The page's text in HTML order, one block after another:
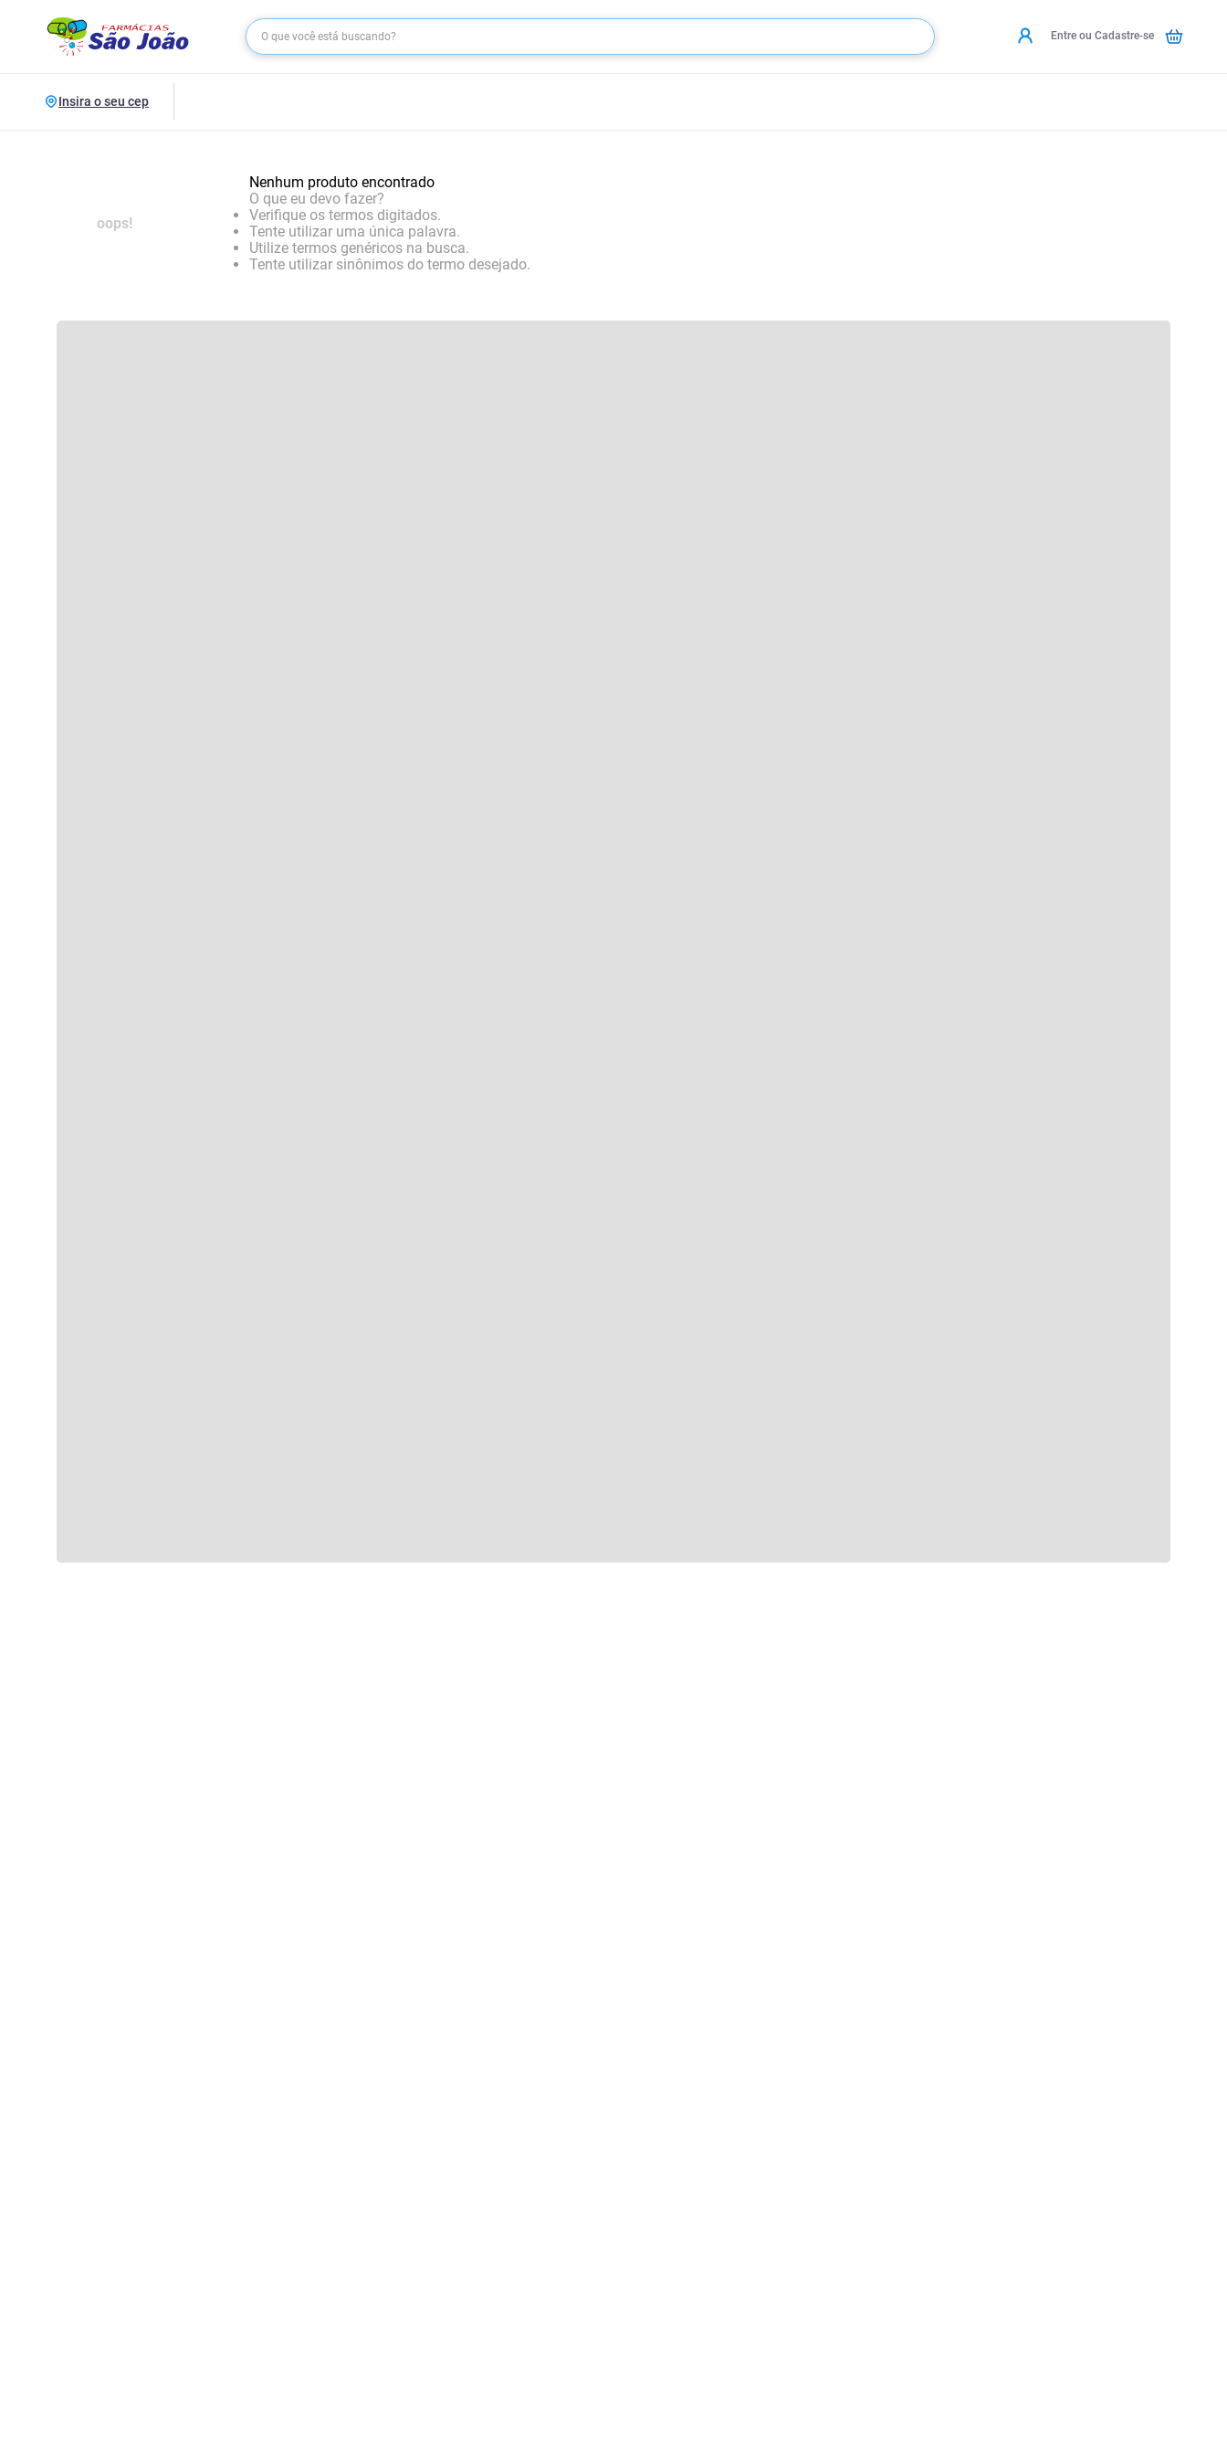
Entre ou Cadastre-se
Insira o seu cep
oops!
Nenhum produto encontrado
O que eu devo fazer?
Verifique os termos digitados.
Tente utilizar uma única palavra.
Utilize termos genéricos na busca.
Tente utilizar sinônimos do termo desejado.